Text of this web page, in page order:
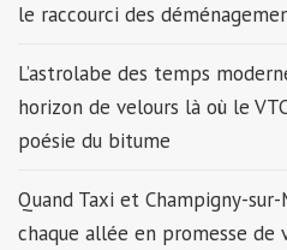
le raccourci des
L’astrolabe des temps
horizon de velours là où le
poésie du bitume
Quand Taxi et Champigny-
chaque allée en promesse de